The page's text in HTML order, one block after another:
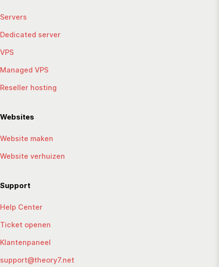
Servers
Dedicated server
VPS
Managed VPS
Reseller hosting
Websites
Website maken
Website verhuizen
Support
Help Center
Ticket openen
Klantenpaneel
support@theory7.net